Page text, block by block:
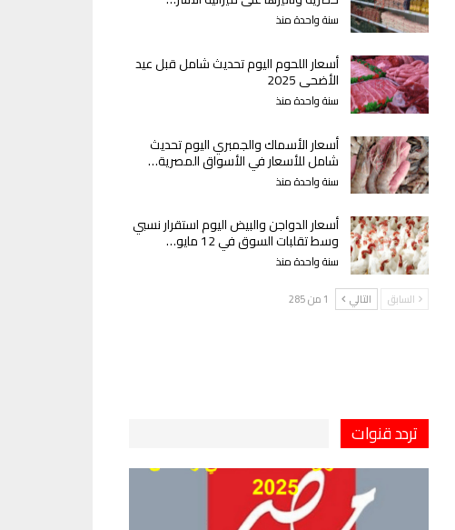
سنة واحدة منذ
أسعار اللحوم اليوم تحديث شامل قبل عيد
الأضحى 2025
سنة واحدة منذ
أسعار الأسماك والجمبري اليوم تحديث
شامل للأسعار في الأسواق المصرية…
سنة واحدة منذ
أسعار الدواجن والبيض اليوم استقرار نسبي
وسط تقلبات السوق في 12 مايو…
سنة واحدة منذ
السابق التالي 1 من 285
تردد قنوات